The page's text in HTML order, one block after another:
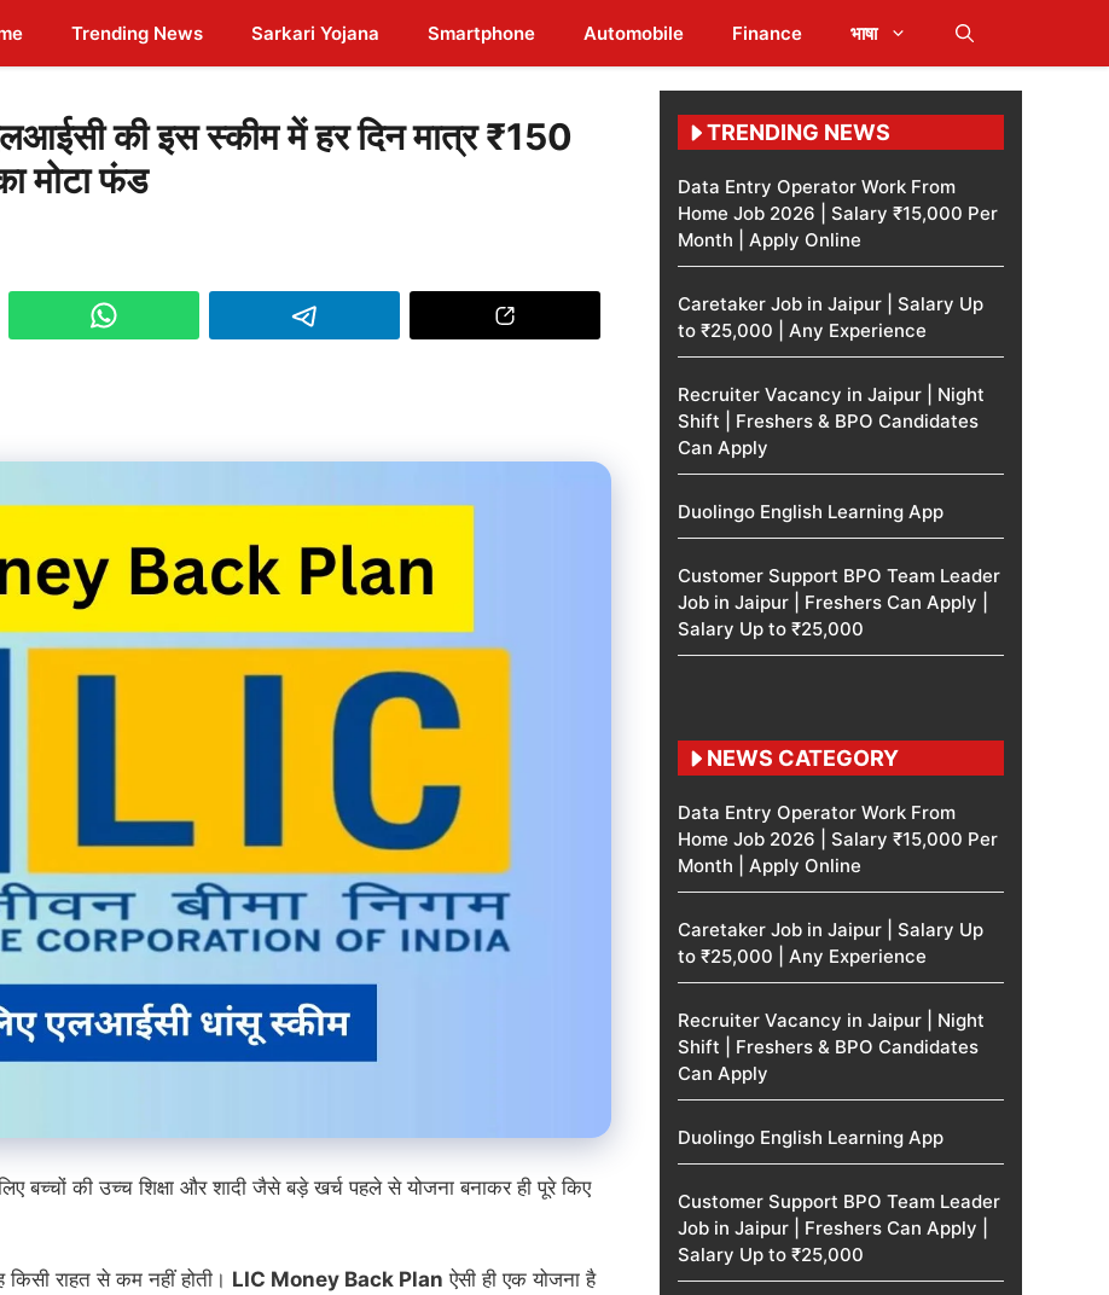
Trending News Sarkari Yojana Smartphone Automobile Finance भाषा
की इस स्कीम में हर दिन मात्र ₹150
मोटा फंड
बच्चों की उच्च शिक्षा और शादी जैसे बड़े खर्च पहले से योजना बनाकर ही पूरे किए
राहत से कम नहीं होती। LIC Money Back Plan ऐसी ही एक योजना है
TRENDING NEWS
Data Entry Operator Work From
Home Job 2026 | Salary ₹15,000 Per
Month | Apply Online
Caretaker Job in Jaipur | Salary Up
to ₹25,000 | Any Experience
Recruiter Vacancy in Jaipur | Night
Shift | Freshers & BPO Candidates
Can Apply
Duolingo English Learning App
Customer Support BPO Team Leader
Job in Jaipur | Freshers Can Apply |
Salary Up to ₹25,000
NEWS CATEGORY
Data Entry Operator Work From
Home Job 2026 | Salary ₹15,000 Per
Month | Apply Online
Caretaker Job in Jaipur | Salary Up
to ₹25,000 | Any Experience
Recruiter Vacancy in Jaipur | Night
Shift | Freshers & BPO Candidates
Can Apply
Duolingo English Learning App
Customer Support BPO Team Leader
Job in Jaipur | Freshers Can Apply |
Salary Up to ₹25,000